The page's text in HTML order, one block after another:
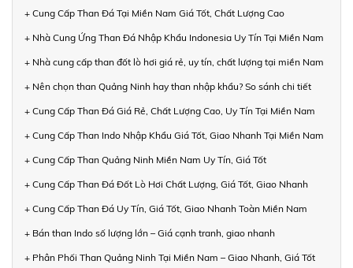
+ Cung Cấp Than Đá Tại Miền Nam Giá Tốt, Chất Lượng Cao
+ Nhà Cung Ứng Than Đá Nhập Khẩu Indonesia Uy Tín Tại Miền Nam
+ Nhà cung cấp than đốt lò hơi giá rẻ, uy tín, chất lượng tại miền Nam
+ Nên chọn than Quảng Ninh hay than nhập khẩu? So sánh chi tiết
+ Cung Cấp Than Đá Giá Rẻ, Chất Lượng Cao, Uy Tín Tại Miền Nam
+ Cung Cấp Than Indo Nhập Khẩu Giá Tốt, Giao Nhanh Tại Miền Nam
+ Cung Cấp Than Quảng Ninh Miền Nam Uy Tín, Giá Tốt
+ Cung Cấp Than Đá Đốt Lò Hơi Chất Lượng, Giá Tốt, Giao Nhanh
+ Cung Cấp Than Đá Uy Tín, Giá Tốt, Giao Nhanh Toàn Miền Nam
+ Bán than Indo số lượng lớn – Giá cạnh tranh, giao nhanh
+ Phân Phối Than Quảng Ninh Tại Miền Nam – Giao Nhanh, Giá Tốt